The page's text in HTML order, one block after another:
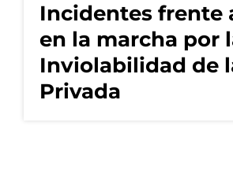
Incidentes frente
en la marcha por
Inviolabilidad de
Privada